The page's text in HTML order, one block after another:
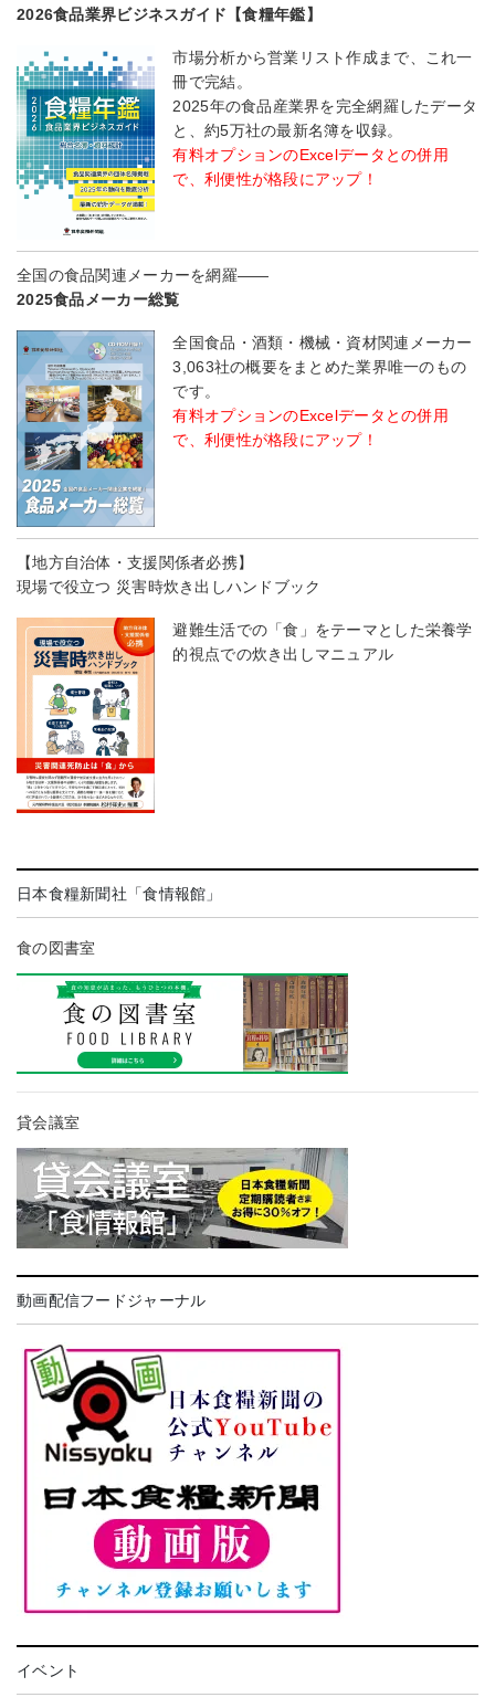
2026食品業界ビジネスガイド【食糧年鑑】
市場分析から営業リスト作成まで、これ一
冊で完結。
2025年の食品産業界を完全網羅したデータ
と、約5万社の最新名簿を収録。
有料オプションのExcelデータとの併用
で、利便性が格段にアップ！
全国の食品関連メーカーを網羅――
2025食品メーカー総覧
全国食品・酒類・機械・資材関連メーカー
3,063社の概要をまとめた業界唯一のもの
です。
有料オプションのExcelデータとの併用
で、利便性が格段にアップ！
【地方自治体・支援関係者必携】
現場で役立つ 災害時炊き出しハンドブック
避難生活での「食」をテーマとした栄養学
的視点での炊き出しマニュアル
日本食糧新聞社「食情報館」
食の図書室
貸会議室
動画配信フードジャーナル
イベント